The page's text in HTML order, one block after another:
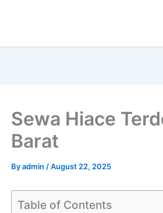
Sewa Hiace
Barat
Byadmin /August 22, 2025
Table of Contents